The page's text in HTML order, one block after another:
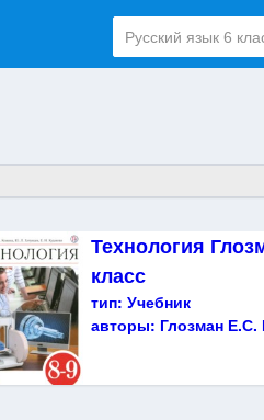
Технология
класс
тип:Учебник
авторы: Глозман